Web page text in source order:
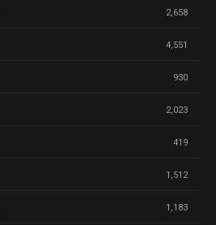
2,658
4,551
930
2,023
419
1,512
1,183